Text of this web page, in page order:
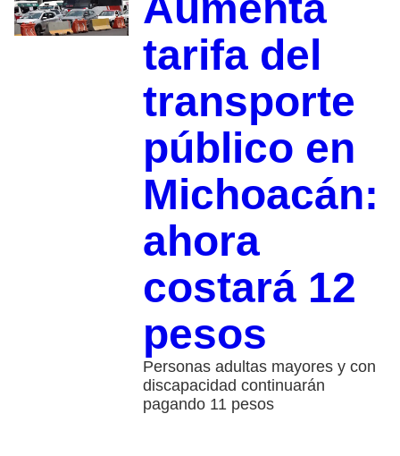
tarifa del
transporte
público en
Michoacán:
ahora
costará 12
pesos
Personas adultas mayores y con
discapacidad continuarán
pagando 11 pesos